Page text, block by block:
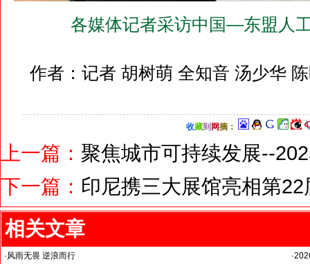
各媒体记者采访中国—东盟人
作者：记者 胡树萌 全知音 汤少华
收藏到 网摘：
上一篇： 聚焦城市可持续发展--
下一篇： 印尼携三大展馆亮相第
相关文章
·风雨无畏 逆浪而行
·